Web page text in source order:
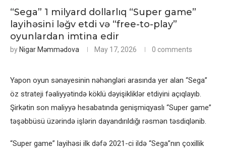
“Sega” 1 milyard dollarlıq “Super game”
layihəsini ləğv etdi və “free-to-play”
oyunlardan imtina edir
by Nigar Məmmədova May 17, 2026 0 comments
Yapon oyun sənayesinin nəhəngləri arasında yer alan “Sega”
öz strateji fəaliyyətində köklü dəyişikliklər etdiyini açıqlayıb.
Şirkətin son maliyyə hesabatında genişmiqyaslı “Super game”
təşəbbüsü üzərində işlərin dayandırıldığı rəsmən təsdiqlənib.
“Super game” layihəsi ilk dəfə 2021-ci ildə “Sega”nın çoxillik